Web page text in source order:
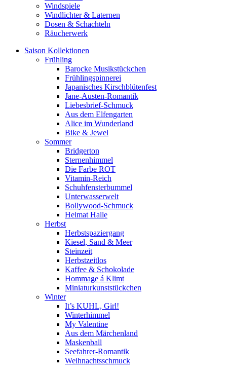
Windspiele
Windlichter & Laternen
Dosen & Schachteln
Räucherwerk
Saison Kollektionen
Frühling
Barocke Musikstückchen
Frühlingspinnerei
Japanisches Kirschblütenfest
Jane-Austen-Romantik
Liebesbrief-Schmuck
Aus dem Elfengarten
Alice im Wunderland
Bike & Jewel
Sommer
Bridgerton
Sternenhimmel
Die Farbe ROT
Vitamin-Reich
Schuhfensterbummel
Unterwasserwelt
Bollywood-Schmuck
Heimat Halle
Herbst
Herbstspaziergang
Kiesel, Sand & Meer
Steinzeit
Herbstzeitlos
Kaffee & Schokolade
Hommage á Klimt
Miniaturkunststückchen
Winter
It’s KUHL, Girl!
Winterhimmel
My Valentine
Aus dem Märchenland
Maskenball
Seefahrer-Romantik
Weihnachtsschmuck